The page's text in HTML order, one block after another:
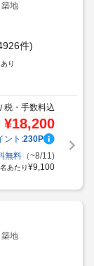
地
件)
り
税・手数料込
¥18,200
ント:230P
無料（~8/11)
あたり¥9,100
地